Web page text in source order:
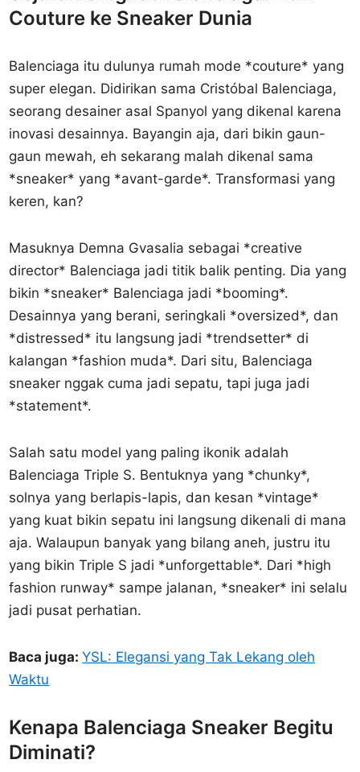
Couture ke Sneaker Dunia
Balenciaga itu dulunya rumah mode *couture* yang
super elegan. Didirikan sama Cristóbal Balenciaga,
seorang desainer asal Spanyol yang dikenal karena
inovasi desainnya. Bayangin aja, dari bikin gaun-
gaun mewah, eh sekarang malah dikenal sama
*sneaker* yang *avant-garde*. Transformasi yang
keren, kan?
Masuknya Demna Gvasalia sebagai *creative
director* Balenciaga jadi titik balik penting. Dia yang
bikin *sneaker* Balenciaga jadi *booming*.
Desainnya yang berani, seringkali *oversized*, dan
*distressed* itu langsung jadi *trendsetter* di
kalangan *fashion muda*. Dari situ, Balenciaga
sneaker nggak cuma jadi sepatu, tapi juga jadi
*statement*.
Salah satu model yang paling ikonik adalah
Balenciaga Triple S. Bentuknya yang *chunky*,
solnya yang berlapis-lapis, dan kesan *vintage*
yang kuat bikin sepatu ini langsung dikenali di mana
aja. Walaupun banyak yang bilang aneh, justru itu
yang bikin Triple S jadi *unforgettable*. Dari *high
fashion runway* sampe jalanan, *sneaker* ini selalu
jadi pusat perhatian.
Baca juga:YSL: Elegansi yang Tak Lekang oleh
Waktu
Kenapa Balenciaga Sneaker Begitu
Diminati?